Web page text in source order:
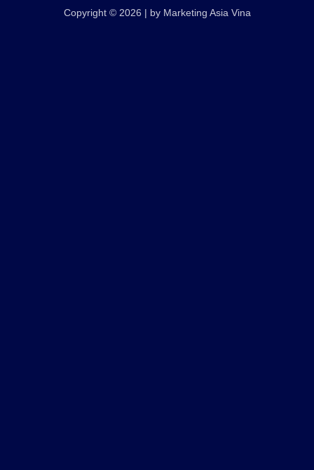
Copyright © 2026 | by Marketing Asia Vina